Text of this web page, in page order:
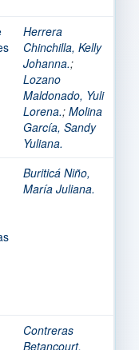
Herrera
Chinchilla, Kelly
Johanna.;
Lozano
Maldonado, Yuli
Lorena.; Molina
García, Sandy
Yuliana.
Buriticá Niño,
María Juliana.
Contreras
Betancourt,